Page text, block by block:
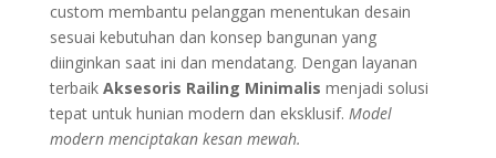
custom membantu pelanggan menentukan desain
sesuai kebutuhan dan konsep bangunan yang
diinginkan saat ini dan mendatang. Dengan layanan
terbaik Aksesoris Railing Minimalis menjadi solusi
tepat untuk hunian modern dan eksklusif. Model
modern menciptakan kesan mewah.